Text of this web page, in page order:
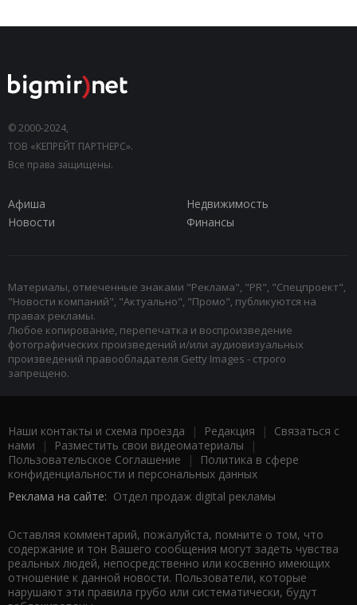
© 2000-2024,
ТОВ «КЕПРЕЙТ ПАРТНЕРС».
Все права защищены.
Афиша
Недвижимость
Новости
Финансы
Материалы, отмеченные знаками "Реклама", "PR", "Спецпроект",
"Новости компаний", "Актуально", "Промо", публикуются на
правах рекламы.
Любое копирование, перепечатка и воспроизведение
фотографических произведений и/или аудиовизуальных
произведений правообладателя Getty Images - строго
запрещено.
Наши контакты и схема проезда | Редакция | Связаться с
нами | Разместить свои видеоматериалы |
Пользовательское Соглашение |
Политика в сфере
конфиденциальности и персональных данных
Реклама на сайте: Отдел продаж digital рекламы
Оставляя комментарий, пожалуйста, помните о том, что
содержание и тон Вашего сообщения могут задеть чувства
реальных людей, непосредственно или косвенно имеющих
отношение к данной новости. Пользователи, которые
нарушают эти правила грубо или систематически, будут